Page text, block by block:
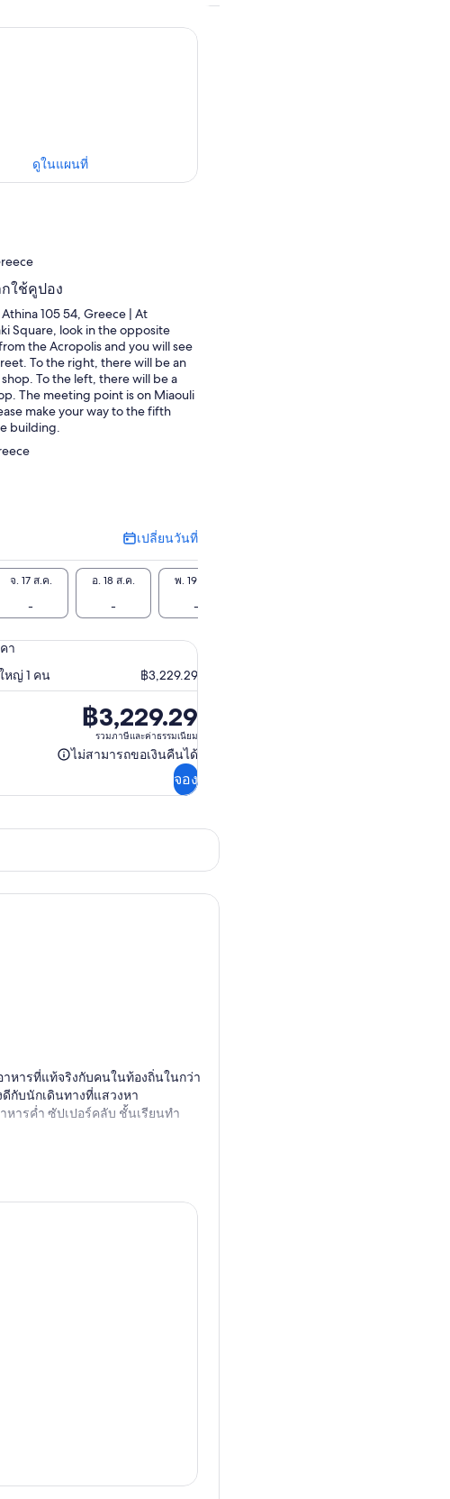
ดูในแผนที่
ใช้คูปอง
105 54, Greece | At
Square, look in the opposite
the Acropolis and you will see
To the right, there will be an
To the left, there will be a
The meeting point is on Miaouli
make your way to the fifth
building.
เปลี่ยนวันที่
เปลี่ยน
วัน
ที่
จ. 17 ส.ค.
-
อ. 18 ส.ค.
-
พ. 19 ส.ค.
-
า
หญ่ 1 คน
฿3,229.29
ราคา
อยู่
ที่
฿3,229.29
รวมภาษีและค่าธรรมเนียม
ไม่สามารถขอเงินคืนได้
ไม่
ขอ
คืน
จอง
หารที่แท้จริงกับคนในท้องถิ่นในกว่า
ดีกับนักเดินทางที่แสวงหา
ารค่ำ ซัปเปอร์คลับ ชั้นเรียนทำ